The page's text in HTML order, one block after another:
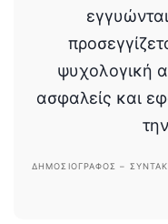
ψυχολογική
ασφαλείς και
ΔΗΜΟΣΙΟΓΡΆΦΟΣ –